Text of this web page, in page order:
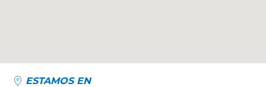
ESTAMOS EN